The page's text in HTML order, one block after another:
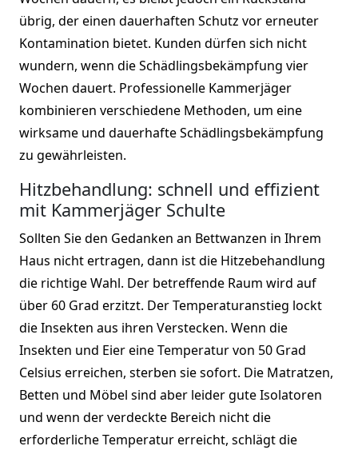
übrig, der einen dauerhaften Schutz vor erneuter
Kontamination bietet. Kunden dürfen sich nicht
wundern, wenn die Schädlingsbekämpfung vier
Wochen dauert. Professionelle Kammerjäger
kombinieren verschiedene Methoden, um eine
wirksame und dauerhafte Schädlingsbekämpfung
zu gewährleisten.
Hitzbehandlung: schnell und effizient
mit Kammerjäger Schulte
Sollten Sie den Gedanken an Bettwanzen in Ihrem
Haus nicht ertragen, dann ist die Hitzebehandlung
die richtige Wahl. Der betreffende Raum wird auf
über 60 Grad erzitzt. Der Temperaturanstieg lockt
die Insekten aus ihren Verstecken. Wenn die
Insekten und Eier eine Temperatur von 50 Grad
Celsius erreichen, sterben sie sofort. Die Matratzen,
Betten und Möbel sind aber leider gute Isolatoren
und wenn der verdeckte Bereich nicht die
erforderliche Temperatur erreicht, schlägt die